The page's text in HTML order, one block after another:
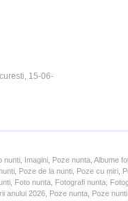
15-06-
Imagini, Poze nunta, Albume
Poze de la nunti, Poze cu miri,
Foto nunta, Fotografi nunta,
anului 2026, Poze nunta, Poze